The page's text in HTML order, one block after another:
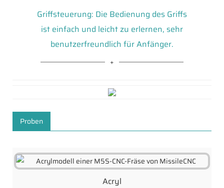
Griffsteuerung: Die Bedienung des Griffs
ist einfach und leicht zu erlernen, sehr
benutzerfreundlich für Anfänger.
Proben
Acryl